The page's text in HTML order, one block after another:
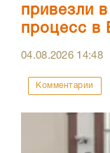
привезли
процесс в
04.08.2026 14:48
Комментарии